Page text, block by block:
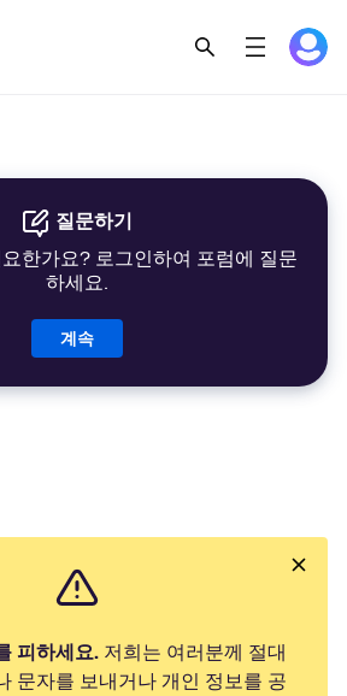
질문하기
한가요? 로그인하여 포럼에 질문
하세요.
계속
피하세요. 저희는 여러분께 절대
문자를 보내거나 개인 정보를 공